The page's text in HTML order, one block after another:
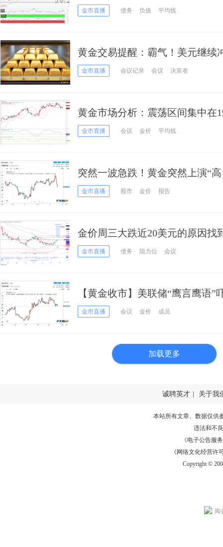
首席分析师黄金技术前景分析
金市直播 债务 负值 平均线
黄金交易提醒：霸气！美元继续
口，关注初请数据和债务上限谈
金市直播 会议记录 会议 决策者
黄金市场分析：震荡区间集中在
述区间任何一端，或才能显示多
金市直播 会议 金价 平均线
突然一波急跌！黄金突然上演“
金市直播 股市 金价 报告
金价周三大跌近20美元的原因找
年高位 黄金空头瞄准1925
金市直播 债务 阻力位 会议
【黄金收市】美联储“鹰言鹰语
来新消息 黄金大跌18美元、贵金
金市直播 会议 金价 成员
加载更多
诚聘英才 关于我
本站所有文章、数据仅供
违法和不
《电子公告服务
《网络文化经营许
Copyright ©
闽